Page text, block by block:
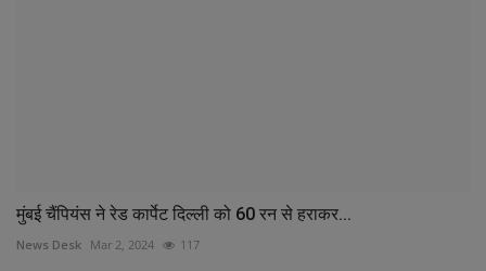
मुंबई चैंपियंस ने रेड कार्पेट दिल्ली को 60 रन से हराकर...
News Desk Mar 2, 2024 117